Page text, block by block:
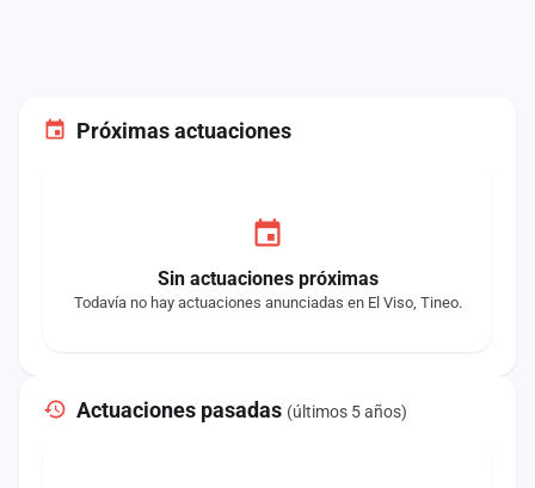
Próximas actuaciones
Sin actuaciones próximas
Todavía no hay actuaciones anunciadas en El Viso, Tineo.
Actuaciones pasadas (últimos 5 años)